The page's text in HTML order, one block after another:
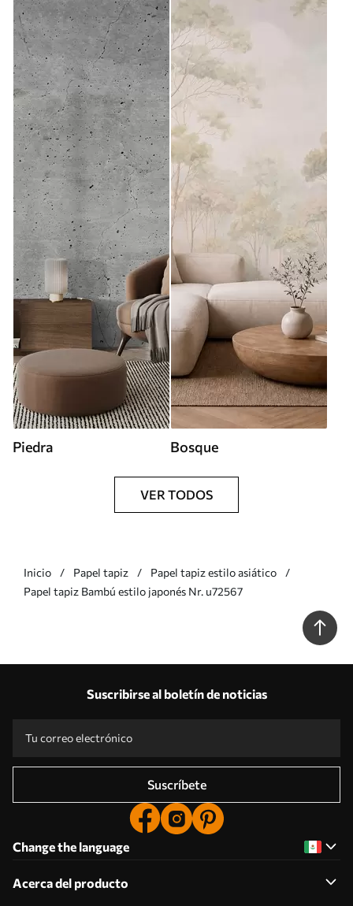
Piedra Bosque
VER TODOS
Inicio Papel tapiz
Papel tapiz estilo asiático
Papel tapiz Bambú estilo japonés Nr. u72567
Suscribirse al boletín de noticias
Suscríbete
Change the language
Acerca del producto